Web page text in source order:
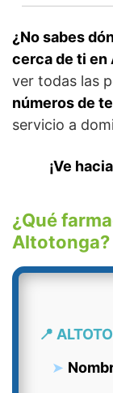
¿No sabes
cerca de ti en
ver todas las
números de
servicio a
¡Ve
¿Qué
Altotonga?
📍